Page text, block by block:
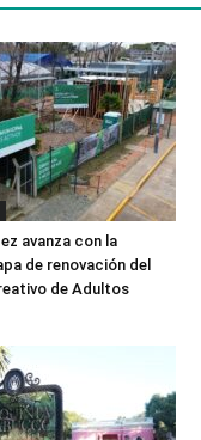
avanza con la
de renovación del
de Adultos